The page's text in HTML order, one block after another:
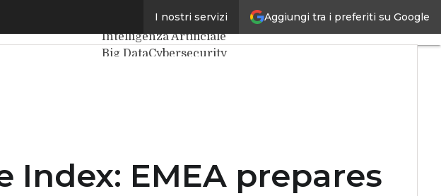
Aggiungi tra i preferiti su Google
I nostri servizi
Ultimi articoli
Intelligenza Artificiale
Big DataCybersecurity
Index: EMEA prepares